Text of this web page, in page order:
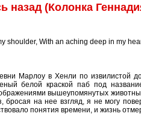
назад (Колонка
shoulder, With an aching deep in my
Марлоу в Хенли по извилистой
белой краской паб под
вышеупомянутых
бросая на нее взгляд, я не могу
понятия времени, и жизнь